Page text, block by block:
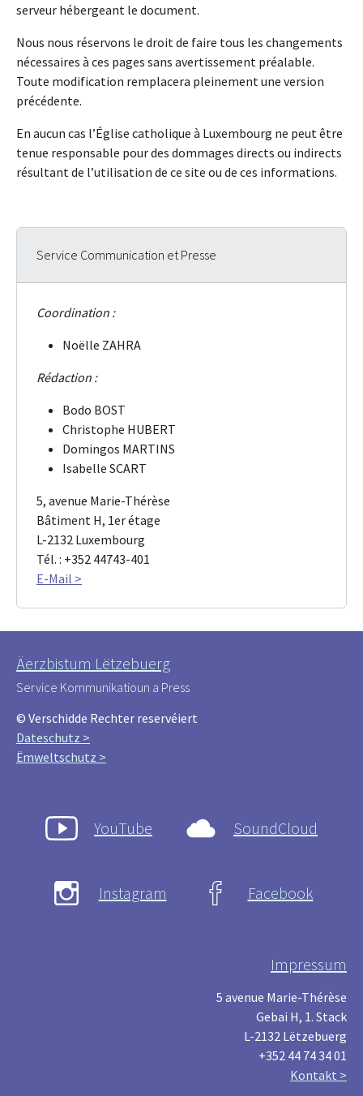
serveur hébergeant le document.
Nous nous réservons le droit de faire tous les changements
nécessaires à ces pages sans avertissement préalable.
Toute modification remplacera pleinement une version
précédente.
En aucun cas l’Église catholique à Luxembourg ne peut être
tenue responsable pour des dommages directs ou indirects
résultant de l’utilisation de ce site ou de ces informations.
Service Communication et Presse
Coordination :
Noëlle ZAHRA
Rédaction :
Bodo BOST
Christophe HUBERT
Domingos MARTINS
Isabelle SCART
5, avenue Marie-Thérèse
Bâtiment H, 1er étage
L-2132 Luxembourg
Tél. : +352 44743-401
E-Mail >
Äerzbistum Lëtzebuerg
Service Kommunikatioun a Press
© Verschidde Rechter reservéiert
Dateschutz >
Ëmweltschutz >
YouTube SoundCloud
Instagram Facebook
Impressum
5 avenue Marie-Thérèse
Gebai H, 1. Stack
L-2132 Lëtzebuerg
+352 44 74 34 01
Kontakt >